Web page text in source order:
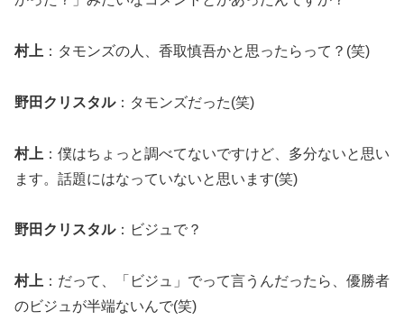
村上 ：タモンズの人、香取慎吾かと思ったらって？(笑)
野田クリスタル：タモンズだった(笑)
村上 ：僕はちょっと調べてないですけど、多分ないと思い
ます。話題にはなっていないと思います(笑)
野田クリスタル：ビジュで？
村上 ：だって、「ビジュ」でって言うんだったら、優勝者
のビジュが半端ないんで(笑)